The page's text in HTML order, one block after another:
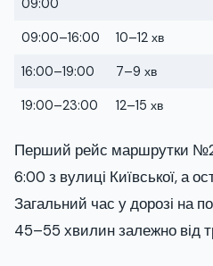
09:00
09:00–16:00 10–12 хв
16:00–19:00 7–9 хв
19:00–23:00 12–15 хв
Перший рейс маршрутки
6:00 з вулиці Київської, а
Загальний час у дорозі на
45–55 хвилин залежно від